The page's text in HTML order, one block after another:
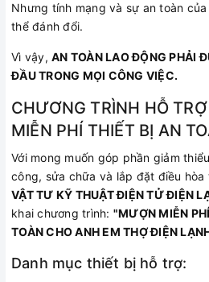
Nhưng tính mạng và sự an toàn
thể đánh đổi.
Vì vậy, AN TOÀN LAO ĐỘNG PHẢI
ĐẦU TRONG MỌI CÔNG VIỆC.
CHƯƠNG TRÌNH HỖ
MIỄN PHÍ THIẾT BỊ AN
Với mong muốn góp phần giảm
công, sửa chữa và lắp đặt điều
VẬT TƯ KỸ THUẬT ĐIỆN TỬ ĐIỆN
khai chương trình: "MƯỢN MIỄN
TOÀN CHO ANH EM THỢ ĐIỆN
Danh mục thiết bị hỗ trợ: